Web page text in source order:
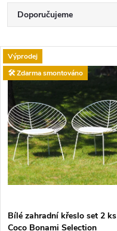
Ř
a
z
e
n
í
Doporučujeme
Nejdražší
Abecedně
V
ý
p
i
s
p
Výprodej
🛠️ Zdarma smontováno
Bílé zahradní křeslo set 2 ks
Coco Bonami Selection